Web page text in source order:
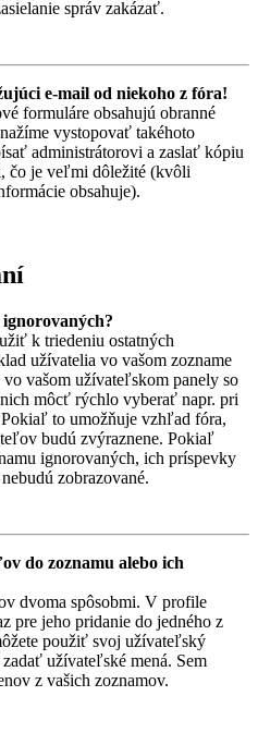
správ zakázať.
e-mail od niekoho z fóra!
formuláre obsahujú obranné
vystopovať takéhoto
administrátorovi a zaslať kópiu
čo je veľmi dôležité (kvôli
obsahuje).
k triedeniu ostatných
užívatelia vo vašom zozname
vašom užívateľskom panely so
môcť rýchlo vyberať napr. pri
to umožňuje vzhľad fóra,
budú zvýraznene. Pokiaľ
ignorovaných, ich príspevky
zobrazované.
do zoznamu alebo ich
dvoma spôsobmi. V profile
pre jeho pridanie do jedného z
použiť svoj užívateľský
užívateľské mená. Sem
z vašich zoznamov.